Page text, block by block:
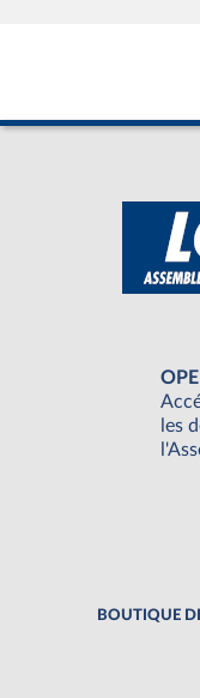
les
BOUTIQUE